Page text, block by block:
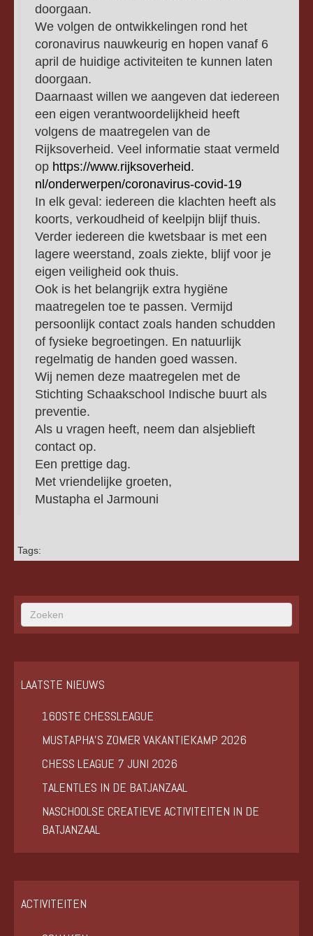
doorgaan.
We volgen de ontwikkelingen rond het
coronavirus nauwkeurig en hopen vanaf 6
april de huidige activiteiten te kunnen laten
doorgaan.
Daarnaast willen we aangeven dat iedereen
een eigen verantwoordelijkheid heeft
volgens de maatregelen van de
Rijksoverheid. Veel informatie staat vermeld
op https://www.rijksoverheid.
nl/onderwerpen/coronavirus-covid-19
In elk geval: iedereen die klachten heeft als
koorts, verkoudheid of keelpijn blijf thuis.
Verder iedereen die kwetsbaar is met een
lagere weerstand, zoals ziekte, blijf voor je
eigen veiligheid ook thuis.
Ook is het belangrijk extra hygiëne
maatregelen toe te passen. Vermijd
persoonlijk contact zoals handen schudden
of fysieke begroetingen. En natuurlijk
regelmatig de handen goed wassen.
Wij nemen deze maatregelen met de
Stichting Schaakschool Indische buurt als
preventie.
Als u vragen heeft, neem dan alsjeblieft
contact op.
Een prettige dag.
Met vriendelijke groeten,
Mustapha el Jarmouni
Tags:
LAATSTE NIEUWS
160STE CHESSLEAGUE
MUSTAPHA’S ZOMER VAKANTIEKAMP 2026
CHESS LEAGUE 7 JUNI 2026
TALENTLES IN DE BATJANZAAL
NASCHOOLSE CREATIEVE ACTIVITEITEN IN DE
BATJANZAAL
ACTIVITEITEN